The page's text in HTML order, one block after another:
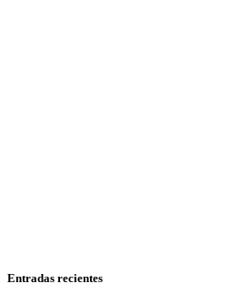
Entradas recientes